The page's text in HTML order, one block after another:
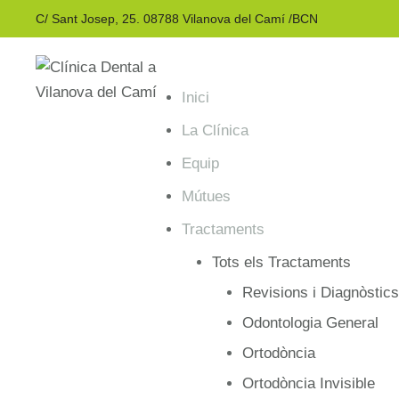
C/ Sant Josep, 25. 08788 Vilanova del Camí /BCN
Inici
La Clínica
Equip
Mútues
Tractaments
Tots els Tractaments
Revisions i Diagnòstics
Odontologia General
Ortodòncia
Ortodòncia Invisible